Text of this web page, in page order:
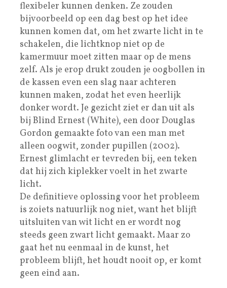
flexibeler kunnen denken. Ze zouden
bijvoorbeeld op een dag best op het idee
kunnen komen dat, om het zwarte licht in te
schakelen, die lichtknop niet op de
kamermuur moet zitten maar op de mens
zelf. Als je erop drukt zouden je oogbollen in
de kassen even een slag naar achteren
kunnen maken, zodat het even heerlijk
donker wordt. Je gezicht ziet er dan uit als
bij Blind Ernest (White), een door Douglas
Gordon gemaakte foto van een man met
alleen oogwit, zonder pupillen (2002).
Ernest glimlacht er tevreden bij, een teken
dat hij zich kiplekker voelt in het zwarte
licht.
De definitieve oplossing voor het probleem
is zoiets natuurlijk nog niet, want het blijft
uitsluiten van wit licht en er wordt nog
steeds geen zwart licht gemaakt. Maar zo
gaat het nu eenmaal in de kunst, het
probleem blijft, het houdt nooit op, er komt
geen eind aan.